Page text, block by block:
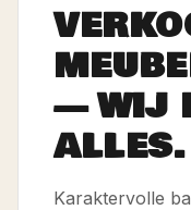
— WIJ
ALLES.
Karaktervolle